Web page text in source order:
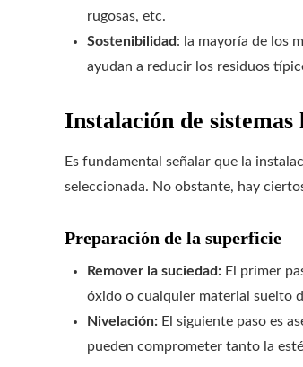
rugosas, etc.
Sostenibilidad: la mayoría de los
ayudan a reducir los residuos
Instalación de
Es fundamental señalar que la
seleccionada. No obstante, hay
Preparación de la superficie
Remover la suciedad: El primer
óxido o cualquier material suelto
Nivelación: El siguiente paso es
pueden comprometer tanto la